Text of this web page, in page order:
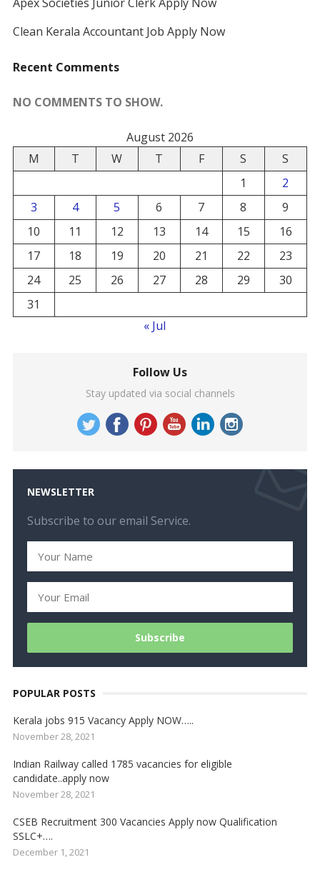
Clean Kerala Accountant Job Apply Now
Recent Comments
NO COMMENTS TO SHOW.
August 2026
M
T W T F S
S
1
2
3
4 5 6 7 8
9
10
11 12 13 14 15
16
17
18 19 20 21 22
23
24
25 26 27 28 29
30
31
« Jul
Follow Us
Stay updated via social channels
NEWSLETTER
Subscribe to our email Service.
POPULAR POSTS
Kerala jobs 915 Vacancy Apply NOW…..
November 28, 2021
Indian Railway called 1785 vacancies for eligible
candidate..apply now
November 28, 2021
CSEB Recruitment 300 Vacancies Apply now Qualification
SSLC+….
December 1, 2021